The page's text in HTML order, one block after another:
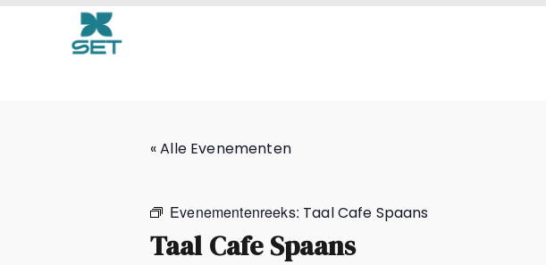
Taal Cafe Spaans
« Alle Evenementen
Evenementenreeks: Taal Cafe Spaans
Taal Cafe Spaans